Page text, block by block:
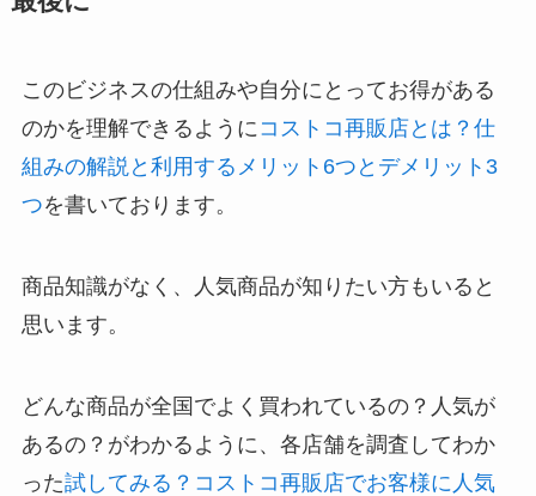
このビジネスの仕組みや自分にとってお得がある
のかを理解できるようにコストコ再販店とは？仕
組みの解説と利用するメリット6つとデメリット3
つを書いております。
商品知識がなく、人気商品が知りたい方もいると
思います。
どんな商品が全国でよく買われているの？人気が
あるの？がわかるように、各店舗を調査してわか
った試してみる？コストコ再販店でお客様に人気